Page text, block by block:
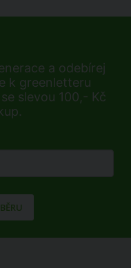
a odebírej
k greenletteru
slevou 100,- Kč